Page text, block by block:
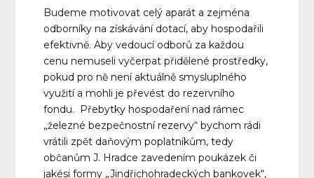
Budeme motivovat celý aparát a zejména
odborníky na získávání dotací, aby hospodařili
efektivně. Aby vedoucí odborů za každou
cenu nemuseli vyčerpat přidělené prostředky,
pokud pro ně není aktuálně smysluplného
využití a mohli je převést do rezervního
fondu. Přebytky hospodaření nad rámec
„železné bezpečnostní rezervy“ bychom rádi
vrátili zpět daňovým poplatníkům, tedy
občanům J. Hradce zavedením poukázek či
jakési formy „Jindřichohradeckých bankovek“,